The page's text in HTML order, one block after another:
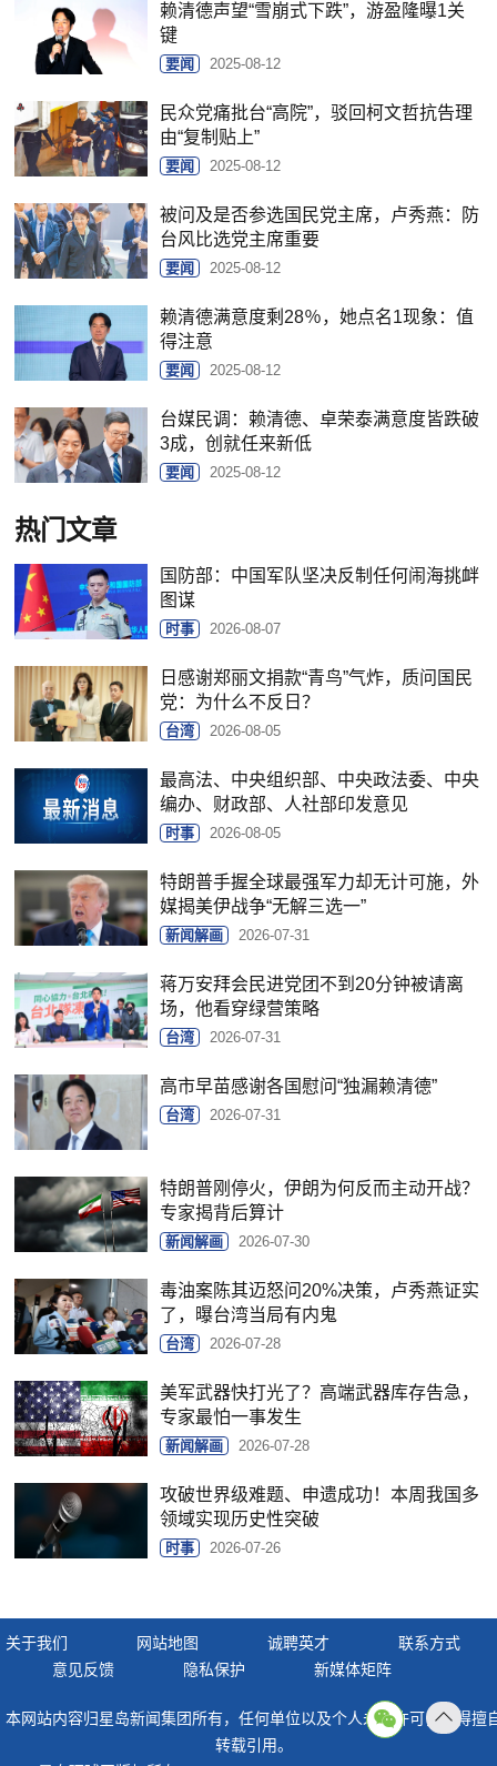
赖清德声望“雪崩式下跌”，游盈隆曝1关
键
要闻 2025-08-12
民众党痛批台“高院”，驳回柯文哲抗告理
由“复制贴上”
要闻 2025-08-12
被问及是否参选国民党主席，卢秀燕：防
台风比选党主席重要
要闻 2025-08-12
赖清德满意度剩28％，她点名1现象：值
得注意
要闻 2025-08-12
台媒民调：赖清德、卓荣泰满意度皆跌破
3成，创就任来新低
要闻 2025-08-12
热门文章
国防部：中国军队坚决反制任何闹海挑衅
图谋
时事 2026-08-07
日感谢郑丽文捐款“青鸟”气炸，质问国民
党：为什么不反日？
台湾 2026-08-05
最高法、中央组织部、中央政法委、中央
编办、财政部、人社部印发意见
时事 2026-08-05
特朗普手握全球最强军力却无计可施，外
媒揭美伊战争“无解三选一”
新闻解画 2026-07-31
蒋万安拜会民进党团不到20分钟被请离
场，他看穿绿营策略
台湾 2026-07-31
高市早苗感谢各国慰问“独漏赖清德”
台湾 2026-07-31
特朗普刚停火，伊朗为何反而主动开战？
专家揭背后算计
新闻解画 2026-07-30
毒油案陈其迈怒问20%决策，卢秀燕证实
了，曝台湾当局有内鬼
台湾 2026-07-28
美军武器快打光了？高端武器库存告急，
专家最怕一事发生
新闻解画 2026-07-28
攻破世界级难题、申遗成功！本周我国多
领域实现历史性突破
时事 2026-07-26
关于我们 网站地图 诚聘英才
联系方式
意见反馈
隐私保护 新媒体矩阵
本网站内容归星岛新闻集团所有，任何单位以及个人未经许可，不得擅
转载引用。